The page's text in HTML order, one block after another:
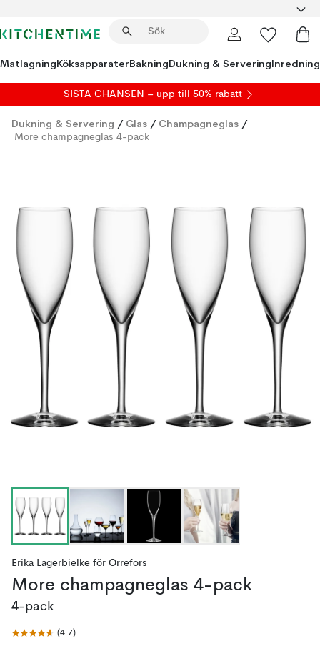
MatlagningKöksapparaterBakningDukning & ServeringInredning
SISTA CHANSEN – upp till 50% rabatt
Dukning & Servering / Glas / Champagneglas /
More champagneglas 4-pack
Erika Lagerbielke för Orrefors
More champagneglas 4-pack
4-pack
(4.7)